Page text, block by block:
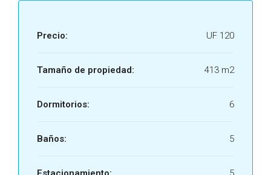
Precio: UF 120
Tamaño de propiedad: 413 m2
Dormitorios: 6
Baños: 5